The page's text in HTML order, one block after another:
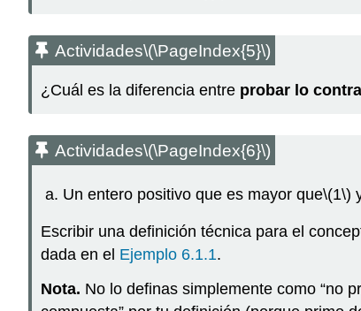
Actividades\(\PageIndex{5}\)
¿Cuál es la diferencia entre probar lo
Actividades\(\PageIndex{6}\)
Un entero positivo que es mayor que\(1\)
Escribir una definición técnica para el
dada en el Ejemplo 6.1.1.
Nota. No lo definas simplemente como “no